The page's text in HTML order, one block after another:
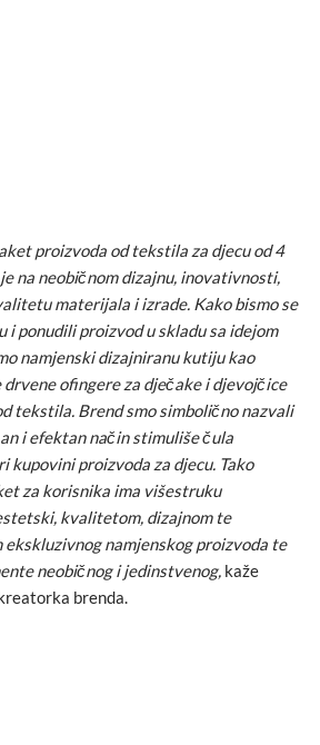
proizvoda od tekstila za djecu od 4
na neobičnom dizajnu, inovativnosti,
materijala i izrade. Kako bismo se
ponudili proizvod u skladu sa idejom
namjenski dizajniranu kutiju kao
drvene ofingere za dječake i djevojčice
tekstila. Brend smo simbolično nazvali
i efektan način stimuliše čula
kupovini proizvoda za djecu. Tako
za korisnika ima višestruku
kvalitetom, dizajnom te
ekskluzivnog namjenskog proizvoda te
neobičnog i jedinstvenog, kaže
brenda.